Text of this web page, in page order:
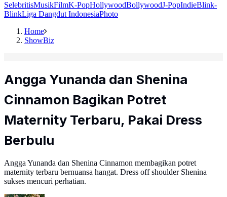
SelebritisMusikFilmK-PopHollywoodBollywoodJ-PopIndieBlink-
BlinkLiga Dangdut IndonesiaPhoto
Home
ShowBiz
Angga Yunanda dan Shenina
Cinnamon Bagikan Potret
Maternity Terbaru, Pakai Dress
Berbulu
Angga Yunanda dan Shenina Cinnamon membagikan potret
maternity terbaru bernuansa hangat. Dress off shoulder Shenina
sukses mencuri perhatian.